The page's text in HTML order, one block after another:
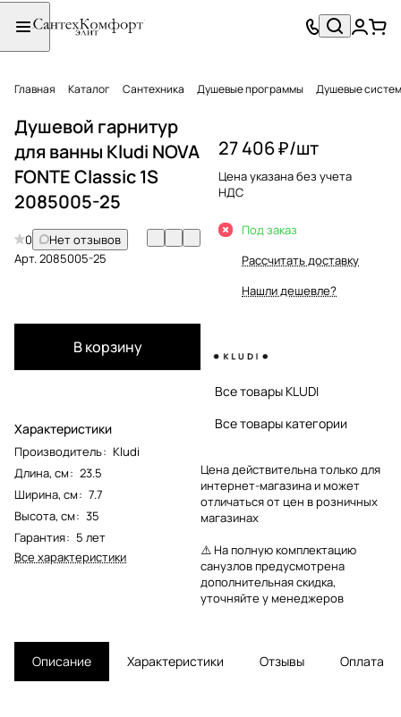
Главная Каталог Сантехника Душевые программы Душевые
Душевой гарнитур
для ванны Kludi NOVA
FONTE Classic 1S
2085005-25
0
Нет отзывов
Арт.2085005-25
В корзину
Характеристики
Производитель: Kludi
Длина, см: 23.5
Ширина, см: 7.7
Высота, см: 35
Гарантия: 5 лет
Все характеристики
27 406 ₽/шт
Цена указана без учета
НДС
Под заказ
Рассчитать доставку
Нашли дешевле?
Все товары KLUDI
Все товары категории
Цена действительна только для
интернет-магазина и может
отличаться от цен в розничных
магазинах
⚠️ На полную комплектацию
санузлов предусмотрена
дополнительная скидка,
уточняйте у менеджеров
Описание Характеристики Отзывы Оплата